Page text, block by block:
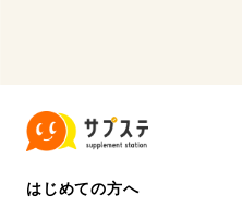
はじめての方へ